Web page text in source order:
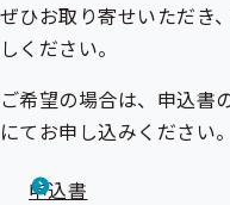
ぜひお取り寄せいただき
しください。
ご希望の場合は、申込書
にてお申し込みください。
申込書